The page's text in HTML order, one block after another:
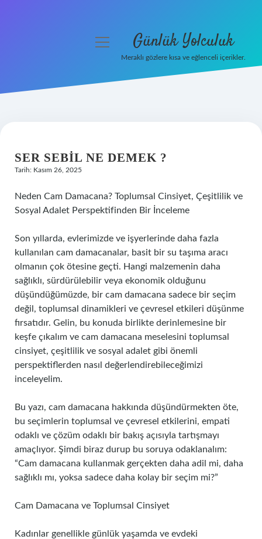
Hakkımızda
menüyü
Günlük Yolculuk
Meraklı gözlere kısa ve eğlenceli içerikler.
SER SEBIL NE DEMEK ?
Tarih: Kasım 26, 2025
Neden Cam Damacana? Toplumsal Cinsiyet, Çeşitlilik ve
Sosyal Adalet Perspektifinden Bir İnceleme
Son yıllarda, evlerimizde ve işyerlerinde daha fazla
kullanılan cam damacanalar, basit bir su taşıma aracı
olmanın çok ötesine geçti. Hangi malzemenin daha
sağlıklı, sürdürülebilir veya ekonomik olduğunu
düşündüğümüzde, bir cam damacana sadece bir seçim
değil, toplumsal dinamikleri ve çevresel etkileri düşünme
fırsatıdır. Gelin, bu konuda birlikte derinlemesine bir
keşfe çıkalım ve cam damacana meselesini toplumsal
cinsiyet, çeşitlilik ve sosyal adalet gibi önemli
perspektiflerden nasıl değerlendirebileceğimizi
inceleyelim.
Bu yazı, cam damacana hakkında düşündürmekten öte,
bu seçimlerin toplumsal ve çevresel etkilerini, empati
odaklı ve çözüm odaklı bir bakış açısıyla tartışmayı
amaçlıyor. Şimdi biraz durup bu soruya odaklanalım:
“Cam damacana kullanmak gerçekten daha adil mi, daha
sağlıklı mı, yoksa sadece daha kolay bir seçim mi?”
Cam Damacana ve Toplumsal Cinsiyet
Kadınlar genellikle günlük yaşamda ve evdeki